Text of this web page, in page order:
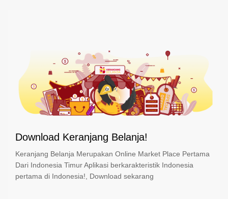
Download Keranjang Belanja!
Keranjang Belanja Merupakan Online Market Place Pertama
Dari Indonesia Timur Aplikasi berkarakteristik Indonesia
pertama di Indonesia!, Download sekarang